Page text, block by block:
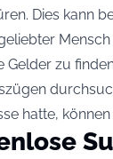
Dies kann
Mensch
Gelder zu
hatte,